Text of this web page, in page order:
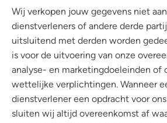
Wij verkopen jouw gegevens niet
dienstverleners of andere derde
uitsluitend met derden worden
is voor de uitvoering van onze
analyse- en marketingdoeleinden of
wettelijke verplichtingen. Wanneer
dienstverlener een opdracht voor
sluiten wij altijd overeenkomst af